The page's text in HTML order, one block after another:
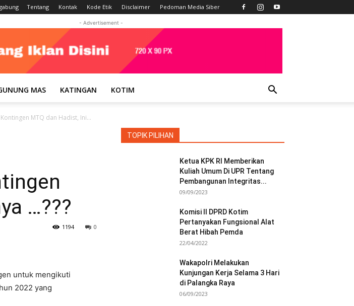
Tentang Kontak Kode Etik Disclaimer Pedoman Media Siber
- Advertisement -
MAS KATINGAN KOTIM
MTQ dan Hadist, Ini...
…???
0
1194
untuk mengikuti
2022 yang
TOPIK PILIHAN
Ketua KPK RI Memberikan
Kuliah Umum Di UPR Tentang
Pembangunan Integritas...
09/09/2023
Komisi II DPRD Kotim
Pertanyakan Fungsional Alat
Berat Hibah Pemda
22/04/2022
Wakapolri Melakukan
Kunjungan Kerja Selama 3 Hari
di Palangka Raya
06/09/2023